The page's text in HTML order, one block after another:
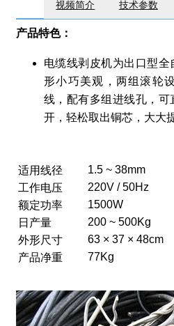
视频简介 技术参数
产品特色：
电缆线剥皮机为出口型
形小巧美观，两组滚轮
线，配有多组进线孔，
开，轻松取出铜芯，大大
适用线径
1.5 ~ 38mm
工作电压
220V / 50Hz
额定功率
1500W
日产量
200 ~ 500Kg
外形尺寸
63 × 37 × 48cm
产品净重
77Kg